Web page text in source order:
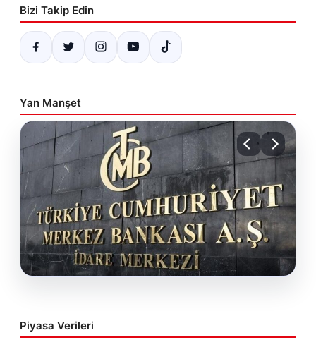
Bizi Takip Edin
Yan Manşet
05.08.2026
Merkez Bankası’nın Nisan faiz kararı:
Tarih, saat ve ekonomist beklentileri
Piyasa Verileri